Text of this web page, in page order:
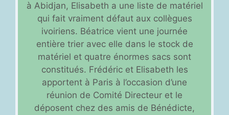
à Abidjan, Elisabeth a une liste de matériel
qui fait vraiment défaut aux collègues
ivoiriens. Béatrice vient une journée
entière trier avec elle dans le stock de
matériel et quatre énormes sacs sont
constitués. Frédéric et Elisabeth les
apportent à Paris à l’occasion d’une
réunion de Comité Directeur et le
déposent chez des amis de Bénédicte,